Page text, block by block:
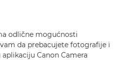
odlične mogućnosti
da prebacujete fotografije i
Canon Camera